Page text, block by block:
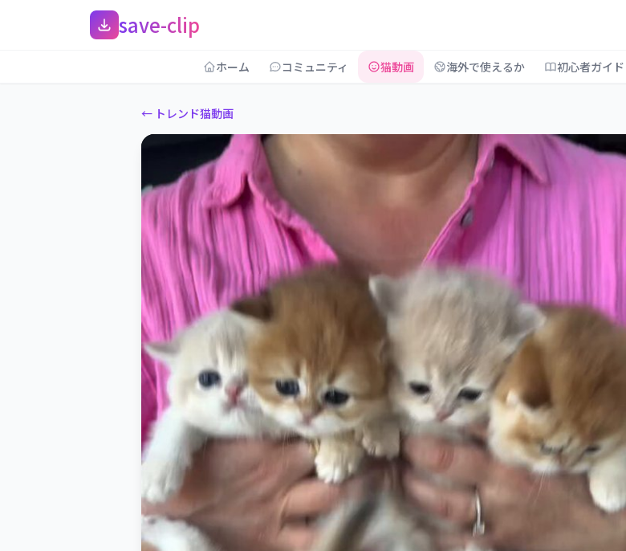
save-clip
ホーム コミュニティ 猫動画 海外で使えるか 初心者ガイド
← トレンド猫動画